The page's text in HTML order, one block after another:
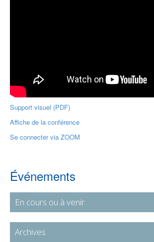
Support visuel (PDF)
Affiche de la conférence
Se connecter via ZOOM
Événements
En cours ou à venir
Archives